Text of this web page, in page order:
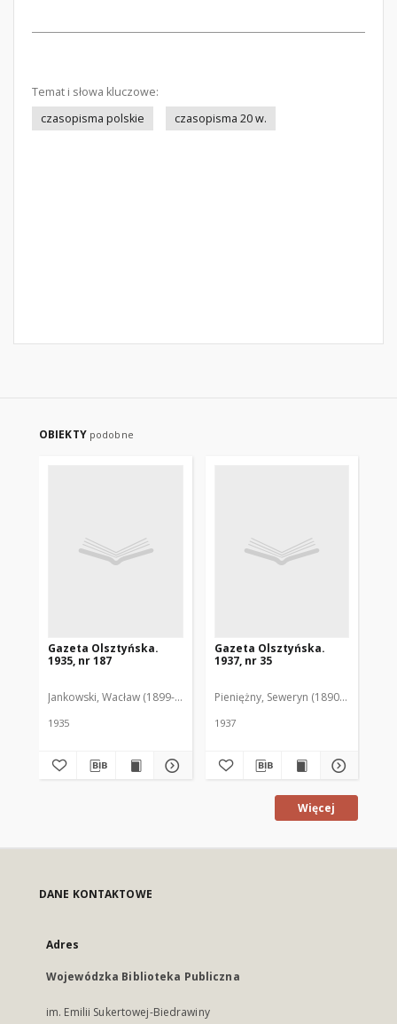
Temat i słowa kluczowe:
czasopisma polskie
czasopisma 20 w.
OBIEKTY podobne
Gazeta Olsztyńska.
1935, nr 187
Jankowski, Wacław (1899-1975). Red.
1935
Gazeta Olsztyńska.
1937, nr 35
Pieniężny, Seweryn (1890-1940). Red.
1937
Więcej
DANE KONTAKTOWE
Adres
Wojewódzka Biblioteka Publiczna
im. Emilii Sukertowej-Biedrawiny